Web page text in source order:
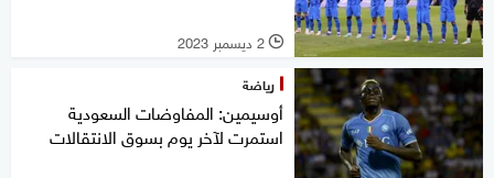
l 2 ديسمبر 2023
رياضة
أوسيمين: المفاوضات السعودية
استمرت لآخر يوم بسوق الانتقالات